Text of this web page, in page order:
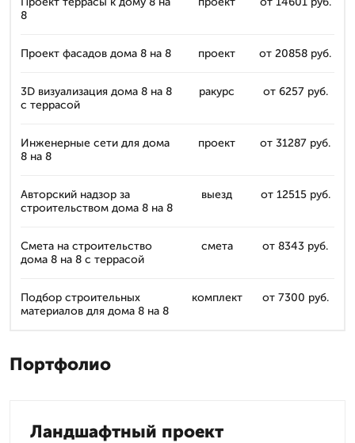
8
Проект фасадов дома 8 на 8 проект от 20858 руб.
3D визуализация дома 8 на 8
с террасой
ракурс от 6257 руб.
Инженерные сети для дома
8 на 8
проект от 31287 руб.
Авторский надзор за
строительством дома 8 на 8
выезд от 12515 руб.
Смета на строительство
дома 8 на 8 с террасой
смета от 8343 руб.
Подбор строительных
материалов для дома 8 на 8
комплект от 7300 руб.
Портфолио
Ландшафтный проект